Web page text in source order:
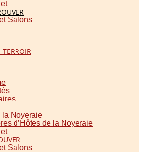
Salons
TERROIR
la Noyeraie
d’Hôtes de la Noyeraie
Salons